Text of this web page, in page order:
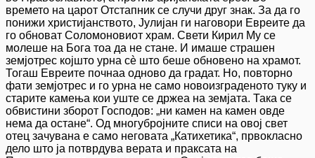
времето на царот Отстапник се случи друг знак. За да го
понижи христијанството, Јулијан ги наговори Евреите да
го обноват Соломоновиот храм. Свети Кирил Му се
молеше на Бога тоа да не стане. И имаше страшен
земјотрес којшто урна сè што беше обновено на храмот.
Тогаш Евреите почнаа одново да градат. Но, повторно
фати земјотрес и го урна не само новоизграденото туку и
старите камења кои уште се држеа на земјата. Така се
обвистини зборот Господов: „ни камен на камен овде
нема да остане“. Од многубројните списи на овој свет
отец зачувана е само неговата „Катихетика“, првокласно
дело што ја потврдува верата и праксата на